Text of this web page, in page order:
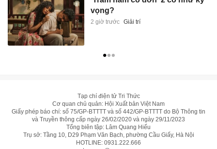
vọng?
2 giờ trước Giải trí
Tạp chí điện tử Tri Thức
Cơ quan chủ quản: Hội Xuất bản Việt Nam
Giấy phép báo chí: số 75/GP-BTTTT và số 442/GP-BTTTT do Bộ Thông tin
và Truyền thông cấp ngày 26/02/2020 và ngày 29/11/2023
Tổng biên tập: Lâm Quang Hiếu
Trụ sở: Tầng 10, D29 Phạm Văn Bạch, phường Cầu Giấy, Hà Nội
HOTLINE: 0931.222.666